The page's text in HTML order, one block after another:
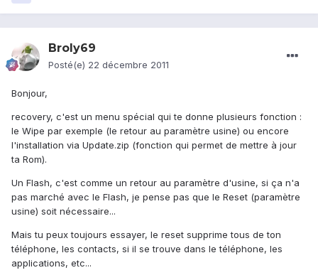
Broly69
Posté(e) 22 décembre 2011
Bonjour,
recovery, c'est un menu spécial qui te donne plusieurs fonction :
le Wipe par exemple (le retour au paramètre usine) ou encore
l'installation via Update.zip (fonction qui permet de mettre à jour
ta Rom).
Un Flash, c'est comme un retour au paramètre d'usine, si ça n'a
pas marché avec le Flash, je pense pas que le Reset (paramètre
usine) soit nécessaire...
Mais tu peux toujours essayer, le reset supprime tous de ton
téléphone, les contacts, si il se trouve dans le téléphone, les
applications, etc...